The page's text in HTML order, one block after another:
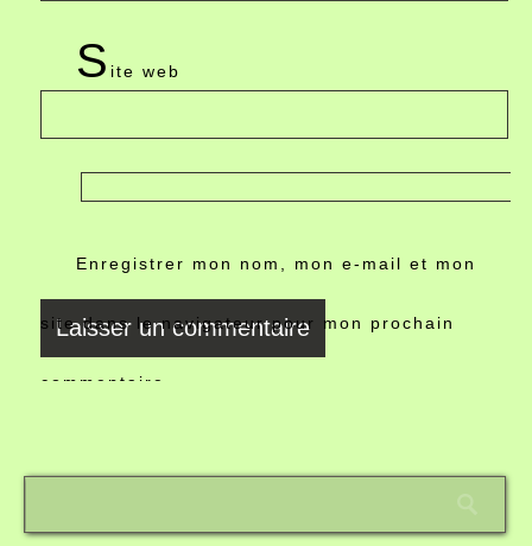
S ite web
Enregistrer mon nom, mon e-mail et mon
site dans le navigateur pour mon prochain
commentaire.